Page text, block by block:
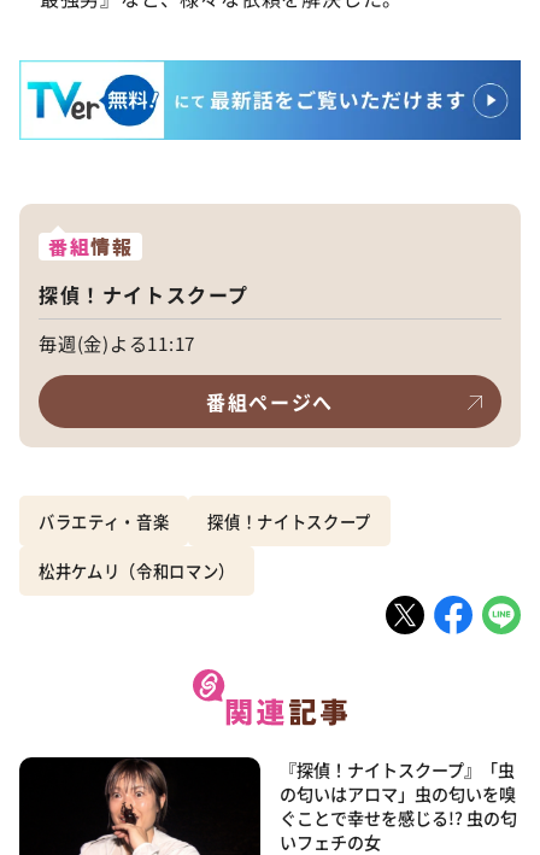
番組情報
探偵！ナイトスクープ
毎週(金)よる11:17
番組ページへ
バラエティ・音楽 探偵！ナイトスクープ
松井ケムリ（令和ロマン）
『探偵！ナイトスクープ』「虫
の匂いはアロマ」虫の匂いを嗅
ぐことで幸せを感じる!? 虫の匂
いフェチの女